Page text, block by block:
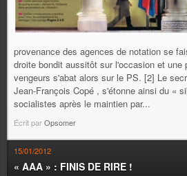
provenance des agences de notation se
droite bondit aussitôt sur l'occasion et une
vengeurs s'abat alors sur le PS. [2] Le
Jean-François Copé , s'étonne ainsi du «
socialistes après le maintien par...
Écrit parOpsomer
15/01/2012
« AAA » : FINIS DE RIRE !